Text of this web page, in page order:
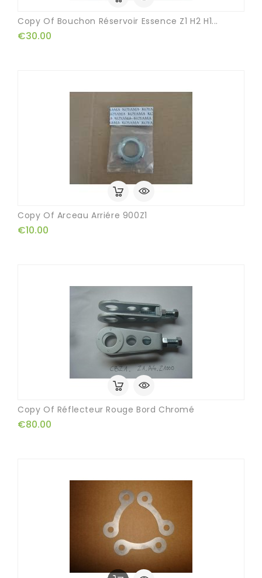
Copy Of Bouchon Réservoir Essence Z1 H2 H1...
€30.00
Copy Of Arceau Arriére 900Z1
€10.00
Copy Of Réflecteur Rouge Bord Chromé
€80.00